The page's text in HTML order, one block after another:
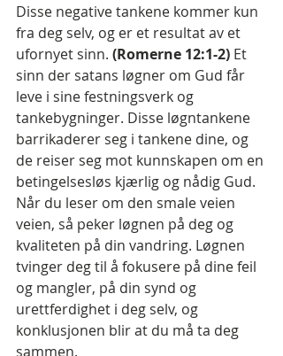
Disse negative tankene kommer kun
fra deg selv, og er et resultat av et
ufornyet sinn. (Romerne 12:1-2) Et
sinn der satans løgner om Gud får
leve i sine festningsverk og
tankebygninger. Disse løgntankene
barrikaderer seg i tankene dine, og
de reiser seg mot kunnskapen om en
betingelsesløs kjærlig og nådig Gud.
Når du leser om den smale veien
veien, så peker løgnen på deg og
kvaliteten på din vandring. Løgnen
tvinger deg til å fokusere på dine feil
og mangler, på din synd og
urettferdighet i deg selv, og
konklusjonen blir at du må ta deg
sammen.